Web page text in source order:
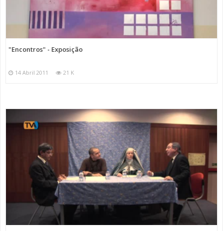
"Encontros" - Exposição
14 Abril 2011 21 K